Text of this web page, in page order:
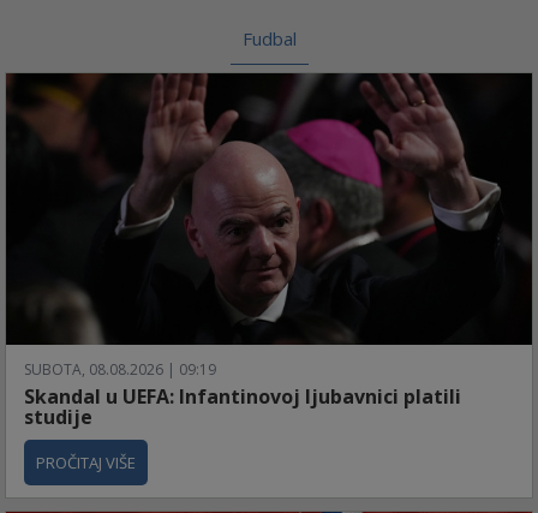
Fudbal
SUBOTA, 08.08.2026 | 09:19
Skandal u UEFA: Infantinovoj ljubavnici platili
studije
PROČITAJ VIŠE